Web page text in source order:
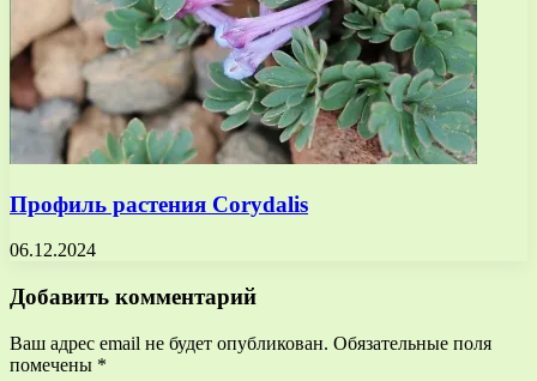
Профиль растения Corydalis
06.12.2024
Добавить комментарий
Ваш адрес email не будет опубликован. Обязательные поля
помечены *